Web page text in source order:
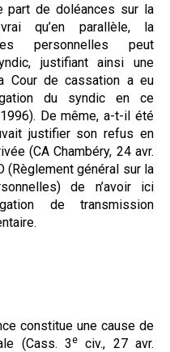
part de doléances sur la
qu’en parallèle, la
personnelles peut
justifiant ainsi une
Cour de cassation a eu
du syndic en ce
De même, a-t-il été
justifier son refus en
(CA Chambéry, 24 avr.
(Règlement général sur la
de n’avoir ici
de transmission
constitue une cause de
(Cass. 3eciv., 27 avr.